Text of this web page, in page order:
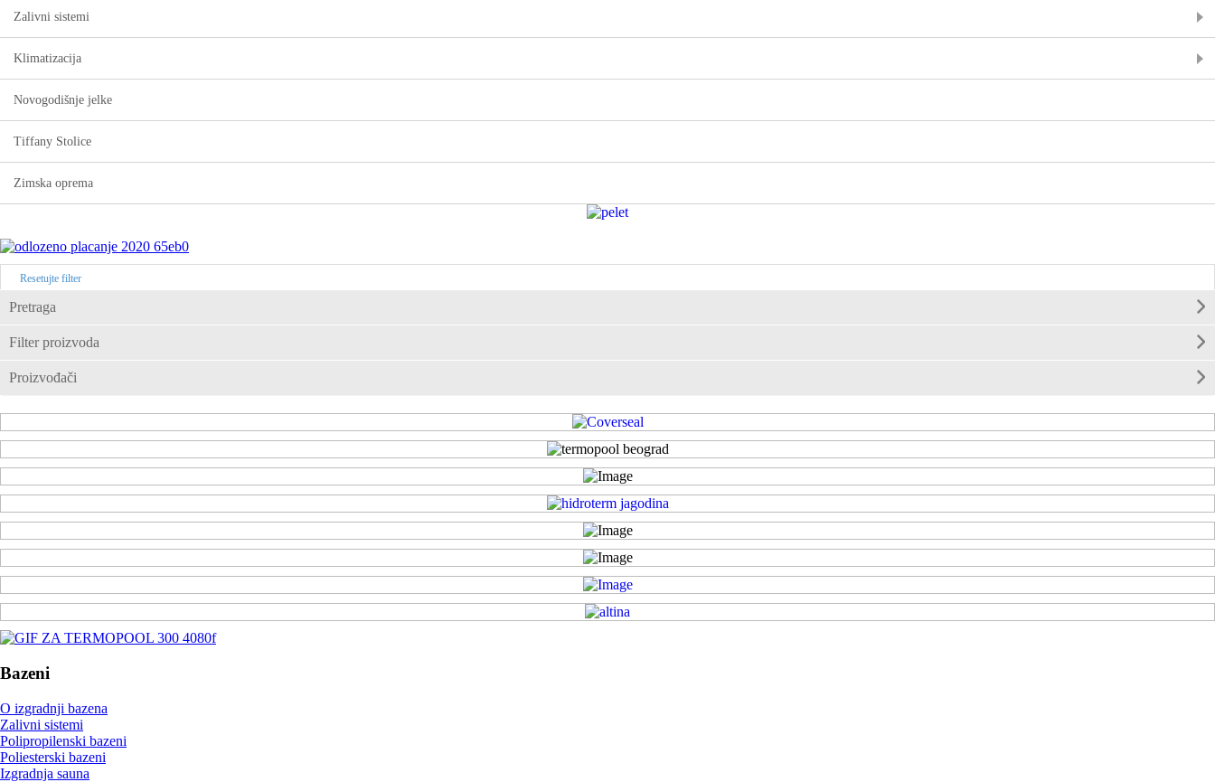
Zalivni sistemi
Klimatizacija
Novogodišnje jelke
Tiffany Stolice
Zimska oprema
Resetujte filter
Pretraga
Filter proizvoda
Proizvođači
Bazeni
O izgradnji bazena
Zalivni sistemi
Polipropilenski bazeni
Poliesterski bazeni
Izgradnja sauna